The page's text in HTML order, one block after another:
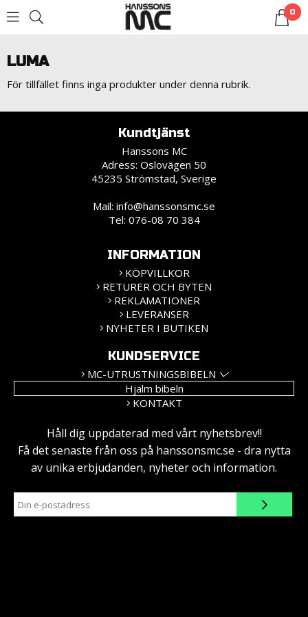
0
LOGGA IN
LUMA
För tillfället finns inga produkter under denna rubrik.
Kundtjänst
Hanssons MC
Adress: Oslovägen 50
45235 Strömstad, Sverige
Mail: info@hanssonsmc.se
Tel: 076-08 70 384
INFORMATION
KÖPVILLKOR
RETURER OCH BYTEN
REKLAMATIONER
LEVERANSER
NYHETER I BUTIKEN
KUNDSERVICE
MC-UTRUSTNINGSBIBELN
Hjälm bibeln
KONTAKT
Håll dig uppdaterad med vårt nyhetsbrev!!
Få det senaste från oss på hanssonsmc.se - dra nytta
av unika erbjudanden, nyheter och information.